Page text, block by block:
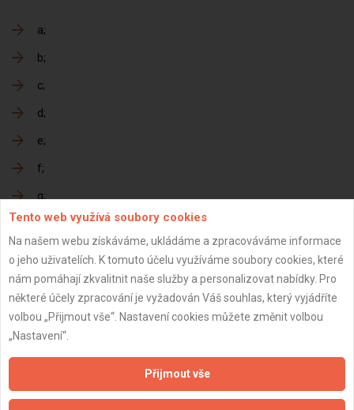
a
b
c
d
e
f
g
h
Předání dokončené zakázky
a
b
c
Tento web využívá soubory cookies
Na našem webu získáváme, ukládáme a zpracováváme informace
o jeho uživatelích. K tomuto účelu využíváme soubory cookies, které
nám pomáhají zkvalitnit naše služby a personalizovat nabídky. Pro
některé účely zpracování je vyžadován Váš souhlas, který vyjádříte
volbou „Přijmout vše“. Nastavení cookies můžete změnit volbou
„Nastavení“.
Přijmout vše